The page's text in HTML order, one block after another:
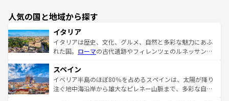
人気の国と地域から探す
イタリア
イタリアは歴史、文化、グルメ、自然と多彩な魅力にあふ
れた国。 ローマの古代遺跡やフィレンツェのルネッサンス
ろん、トスカーナの美しい田園風景やアマルフィ海岸の絶
景など、自然景観も見逃せない。観光の合間には、本場の
ピザやパスタなど、絶品のイタリア料理を堪能することも
スペイン
イベリア半島のほぼ80％を占めるスペインは、太陽が降り
注ぐ地中海沿岸から雄大なピレネー山脈まで、多彩な自然